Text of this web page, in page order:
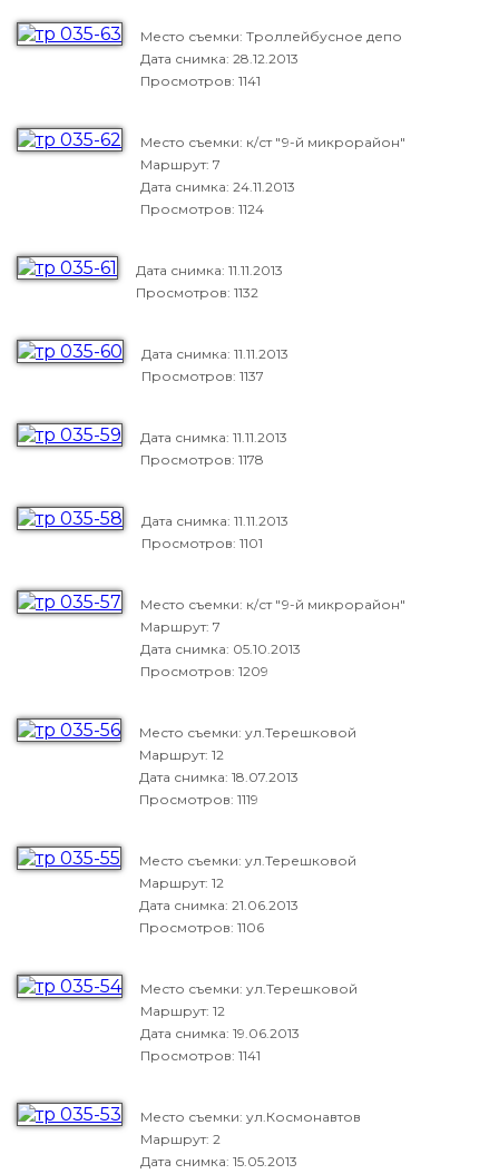
Место съемки: Троллейбусное депо
Дата снимка: 28.12.2013
Просмотров: 1141
Место съемки: к/ст "9-й микрорайон"
Маршрут: 7
Дата снимка: 24.11.2013
Просмотров: 1124
Дата снимка: 11.11.2013
Просмотров: 1132
Дата снимка: 11.11.2013
Просмотров: 1137
Дата снимка: 11.11.2013
Просмотров: 1178
Дата снимка: 11.11.2013
Просмотров: 1101
Место съемки: к/ст "9-й микрорайон"
Маршрут: 7
Дата снимка: 05.10.2013
Просмотров: 1209
Место съемки: ул.Терешковой
Маршрут: 12
Дата снимка: 18.07.2013
Просмотров: 1119
Место съемки: ул.Терешковой
Маршрут: 12
Дата снимка: 21.06.2013
Просмотров: 1106
Место съемки: ул.Терешковой
Маршрут: 12
Дата снимка: 19.06.2013
Просмотров: 1141
Место съемки: ул.Космонавтов
Маршрут: 2
Дата снимка: 15.05.2013